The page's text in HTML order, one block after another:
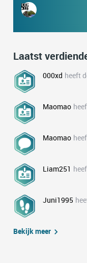
Laatst
000xd heeft
Maomao
Maomao
Liam251
Juni1995
Bekijk meer